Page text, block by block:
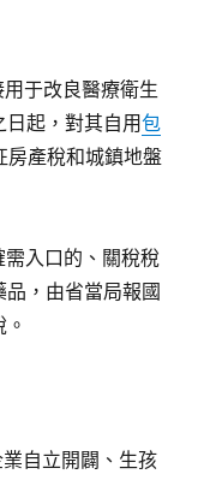
于改良醫療衛生
日起，對其自用包
房產稅和城鎮地盤
入口的、關稅稅
，由省當局報國
自立開闢、生孩